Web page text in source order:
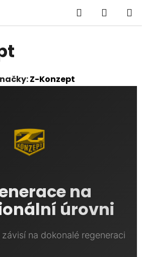
Hledat
KOŠÍK
Z-Konzept
na
úrovni
na dokonalé regeneraci